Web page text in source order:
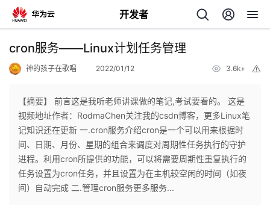
开发者
返
个
人
我
cron服务——Linux计划任务管理
神的孩子在歌唱 2022/01/12 3.6k+
【摘要】 前言这是我听老师讲课做的笔记,考试要看的。 这是
视频地址作者：RodmaChen关注我的csdn博客，更多Linux笔
记知识还在更新 一.cron服务介绍cron是一个可以用来根据时
间、日期、月份、星期的组合来调度对周期性任务执行的守护
进程。利用cron所提供的功能，可以将需要周期性重复执行的
任务设置为cron任务，并且设置为在主机较空闲的时间（如夜
间）自动完成 二.管理cron服务更多服务...